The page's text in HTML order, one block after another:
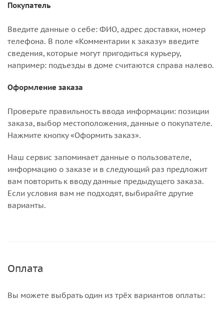
Покупатель
Введите данные о себе: ФИО, адрес доставки, номер
телефона. В поле «Комментарии к заказу» введите
сведения, которые могут пригодиться курьеру,
например: подъезды в доме считаются справа налево.
Оформление заказа
Проверьте правильность ввода информации: позиции
заказа, выбор местоположения, данные о покупателе.
Нажмите кнопку «Оформить заказ».
Наш сервис запоминает данные о пользователе,
информацию о заказе и в следующий раз предложит
вам повторить к вводу данные предыдущего заказа.
Если условия вам не подходят, выбирайте другие
варианты.
Оплата
Вы можете выбрать один из трёх вариантов оплаты: